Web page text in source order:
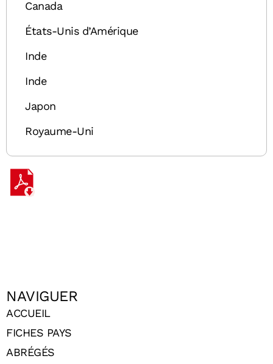
Canada
États-Unis d’Amérique
Inde
Inde
Japon
Royaume-Uni
NAVIGUER
ACCUEIL
FICHES PAYS
ABRÉGÉS